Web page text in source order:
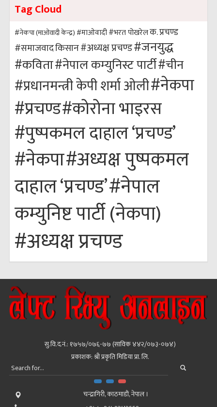
Tag Cloud
#नेकपा (माओवादी केन्द्र) #माओवादी#भरत पोखरेलक. प्रचण्ड
#समाजवादकिसान#अध्यक्ष प्रचण्ड#जनयुद्ध
#कविता#नेपाल कम्युनिस्ट पार्टी#चीन
#प्रधानमन्त्री केपी शर्मा ओली#नेकपा
#प्रचण्ड#कोरोना भाइरस
#पुष्पकमल दाहाल ‘प्रचण्ड’
#नेकपा#अध्यक्ष पुष्पकमल
दाहाल ‘प्रचण्ड’#नेपाल
कम्युनिष्ट पार्टी (नेकपा)
#अध्यक्ष प्रचण्ड
सु.वि.द.नं.: १७५७/०७६-७७ (साविक ४४२/०७३-०७४)
प्रकाशक: श्री प्रकृति मिडिया प्रा. लि.
चन्द्रागिरी, काठमाडाैं, नेपाल ।